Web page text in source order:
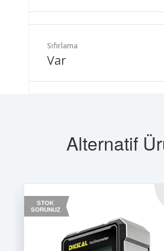
Sıfırlama
Var
Alternatif
STOK
SORUNUZ